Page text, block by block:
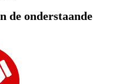
de onderstaande